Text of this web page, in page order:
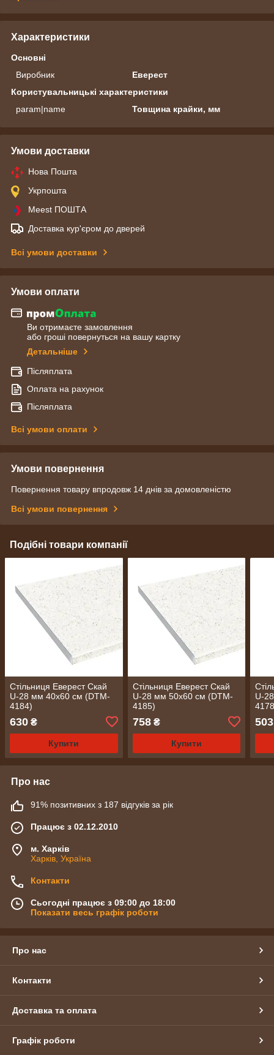
Характеристики
Основні
Виробник
Еверест
Користувальницькі характеристики
param|name
Товщина крайки, мм
Умови доставки
Нова Пошта
Укрпошта
Meest ПОШТА
Доставка кур'єром до дверей
Всі умови доставки
Умови оплати
Ви отримаєте замовлення
або гроші повернуться на вашу картку
Детальніше
Післяплата
Оплата на рахунок
Післяплата
Всі умови оплати
Умови повернення
Повернення товару впродовж 14 днів за домовленістю
Всі умови повернення
Подібні товари компанії
Стільниця Еверест Скай
U-28 мм 40х60 см (DTM-
4184)
630 ₴
Купити
Стільниця Еверест Скай
U-28 мм 50х60 см (DTM-
4185)
758₴
Купити
U-
503
Про нас
91% позитивних з 187 відгуків за рік
Працює з 02.12.2010
м. Харків
Харків, Україна
Контакти
Сьогодні працює з 09:00 до 18:00
Показати весь графік роботи
Про нас
Контакти
Доставка та оплата
Графік роботи